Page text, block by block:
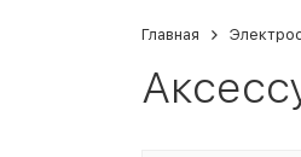
Главная